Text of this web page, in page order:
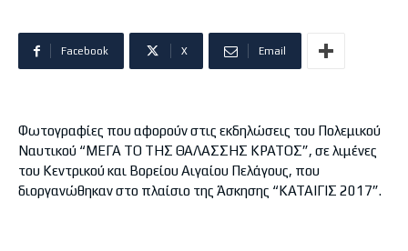
Facebook X Email
Φωτογραφίες που αφορούν στις εκδηλώσεις του Πολεμικού
Ναυτικού “ΜΕΓΑ ΤΟ ΤΗΣ ΘΑΛΑΣΣΗΣ ΚΡΑΤΟΣ”, σε λιμένες
του Κεντρικού και Βορείου Αιγαίου Πελάγους, που
διοργανώθηκαν στο πλαίσιο της Άσκησης “ΚΑΤΑΙΓΙΣ 2017”.